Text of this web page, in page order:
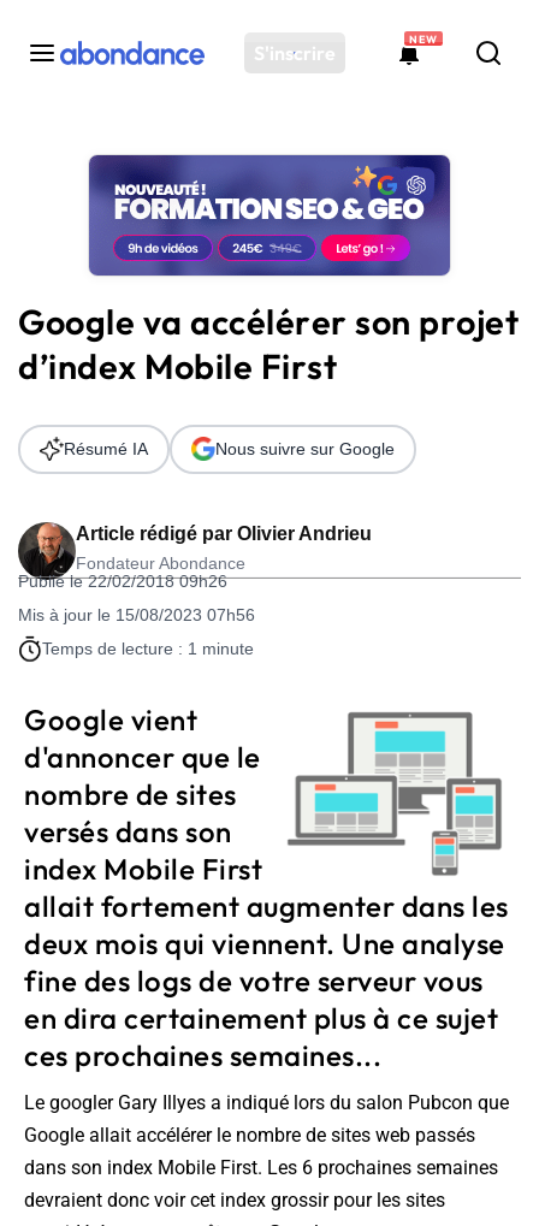
S'inscrire
NEW
Toutes les actus
Actus SEO
Plateforme
Solutions
Ressources
Audit SEO
Google va accélérer son projet
d’index Mobile First
Article rédigé par Olivier Andrieu
Fondateur Abondance
Publié le 22/02/2018 09h26
Mis à jour le 15/08/2023 07h56
Temps de lecture : 1 minute
Résumé IA Nous suivre sur Google
Google vient
d'annoncer que le
nombre de sites
versés dans son
index Mobile First
allait fortement augmenter dans les
deux mois qui viennent. Une analyse
fine des logs de votre serveur vous
en dira certainement plus à ce sujet
ces prochaines semaines...
Le googler Gary Illyes a indiqué lors du salon Pubcon que
Google allait accélérer le nombre de sites web passés
dans son index Mobile First. Les 6 prochaines semaines
devraient donc voir cet index grossir pour les sites